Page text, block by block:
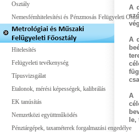
Osztály
Nemesfémhitelesítési és Pénzmosás Felügyeleti
Hitelesítés
Felügyeleti tevékenység
Típusvizsgálat
Etalonok, mérési képességek, kalibrálás
EK tanúsítás
Nemzetközi együttműködés
Pénztárgépek, taxaméterek forgalmazási engedélye
A
A
A